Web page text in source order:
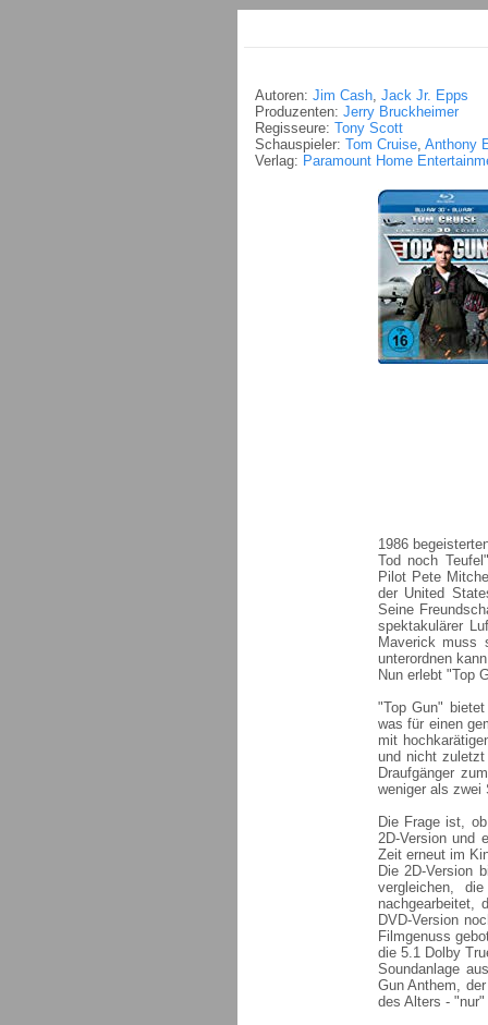
Autoren: Jim Cash, Jack Jr. Epps
Produzenten: Jerry Bruckheimer
Regisseure: Tony Scott
Schauspieler: Tom Cruise, Anthony
Verlag: Paramount Home
1986
Tod noch
Pilot Pete
der United
Seine
spektakulärer
Maverick muss
unterordnen
Nun erlebt "Top
"Top Gun"
was für einen
mit
und nicht
Draufgänger
weniger als zwei
Die Frage ist,
2D-Version und
Zeit erneut im
Die 2D-Version
vergleichen,
nachgearbeitet,
DVD-Version
Filmgenuss
die 5.1 Dolby
Soundanlage
Gun Anthem,
des Alters -